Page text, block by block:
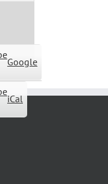
Google
iCal